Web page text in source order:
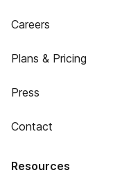
Careers
Plans & Pricing
Press
Contact
Resources